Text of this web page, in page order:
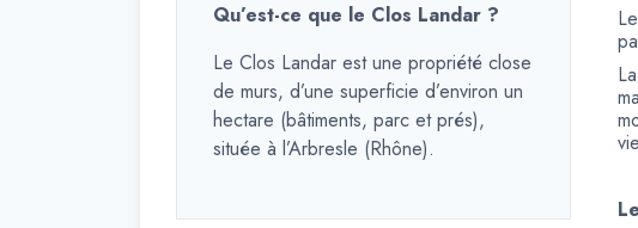
Qu’est-ce que le Clos Landar ?
Le Clos Landar est une propriété close
de murs, d’une superficie d’environ un
hectare (bâtiments, parc et prés),
située à l’Arbresle (Rhône).